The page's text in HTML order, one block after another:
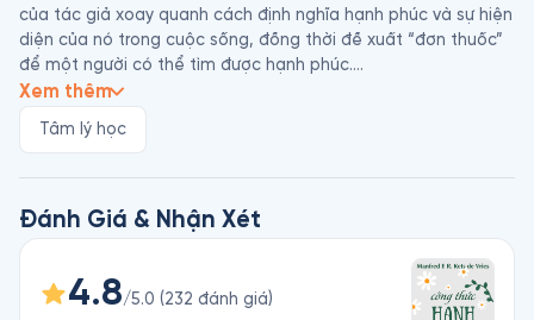
của tác giả xoay quanh cách định nghĩa hạnh phúc và sự hiện
diện của nó trong cuộc sống, đồng thời đề xuất “đơn thuốc”
để một người có thể tìm được hạnh phúc.
Tác giả Manfred F. R. Kets de Vries là nhà phân tâm học người
48 cuốn sách cùng hơn 500 bài luận khoa học về các chủ đề
Quốc tế của Hoa Kỳ dành cho những đóng góp trong lĩnh vực
quản trị. Các tạp chí The Financial Times và The Economist
đánh giá ông là một trong những nhà tư tưởng về lãnh đạo
hàng đầu thế giới.
Xem thêm
Tâm lý học
Đánh Giá & Nhận Xét
4.8/5.0 (232 đánh giá)